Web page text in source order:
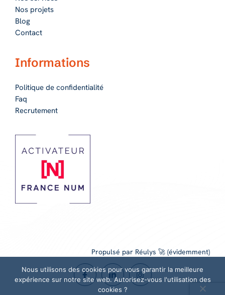
Nos projets
Blog
Contact
Informations
Politique de confidentialité
Faq
Recrutement
Propulsé par Réulys 🚀 (évidemment)
Nous utilisons des cookies pour vous garantir la meilleure
expérience sur notre site web. Autorisez-vous l'utilisation des
cookies ?